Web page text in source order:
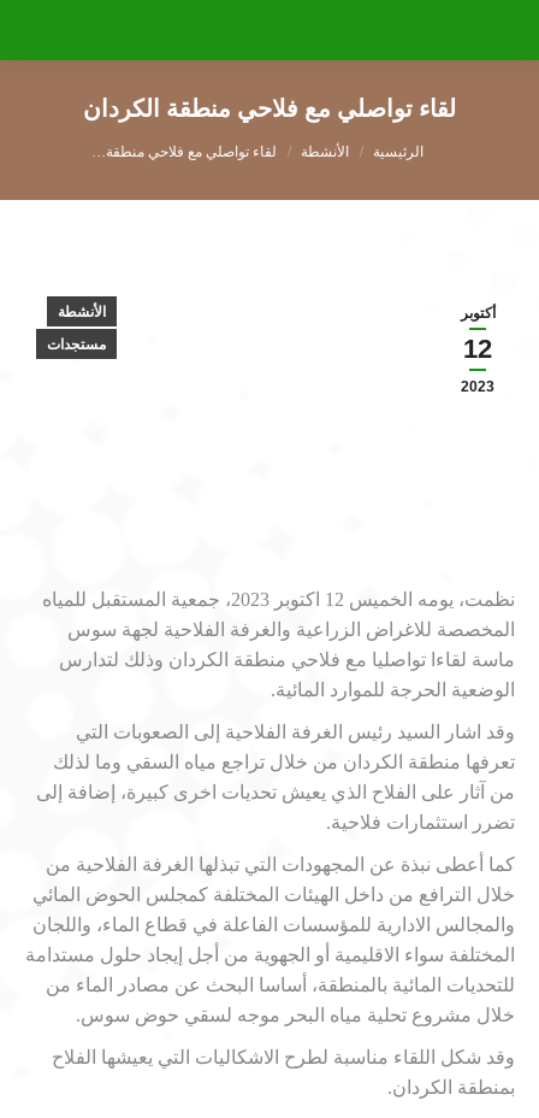
لقاء تواصلي مع فلاحي منطقة الكردان
You are here: الأنشطة لقاء تواصلي مع فلاحي منطقة…
أكتوبر
12
2023
الأنشطة
مستجدات
نظمت، يومه الخميس 12 اكتوبر 2023، جمعية المستقبل للمياه
المخصصة للاغراض الزراعية والغرفة الفلاحية لجهة سوس
ماسة لقاءا تواصليا مع فلاحي منطقة الكردان وذلك لتدارس
الوضعية الحرجة للموارد المائية.
وقد اشار السيد رئيس الغرفة الفلاحية إلى الصعوبات التي
تعرفها منطقة الكردان من خلال تراجع مياه السقي وما لذلك
من آثار على الفلاح الذي يعيش تحديات اخرى كبيرة، إضافة إلى
تضرر استثمارات فلاحية.
كما أعطى نبذة عن المجهودات التي تبذلها الغرفة الفلاحية من
خلال الترافع من داخل الهيئات المختلفة كمجلس الحوض المائي
والمجالس الادارية للمؤسسات الفاعلة في قطاع الماء، واللجان
المختلفة سواء الاقليمية أو الجهوية من أجل إيجاد حلول مستدامة
للتحديات المائية بالمنطقة، أساسا البحث عن مصادر الماء من
خلال مشروع تحلية مياه البحر موجه لسقي حوض سوس.
وقد شكل اللقاء مناسبة لطرح الاشكاليات التي يعيشها الفلاح
بمنطقة الكردان.